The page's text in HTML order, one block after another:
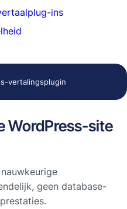
ins
vertalingsplugin
WordPress-site
geen database-